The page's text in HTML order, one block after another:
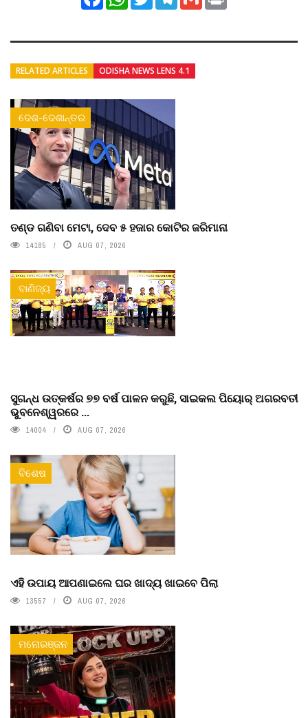
RELATED ARTICLES ODISHA NEWS LENS 4.1
ଦେଶ-ଦେଶାନ୍ତର
ତଣ୍ଡ ଗଣିବା ମେଟା, ଦେବ ୫ ହଜାର କୋଟିର ଜରିମାନା
14185 AUG 07, 2026
ବାଣିଜ୍ୟ
ସୁଗନ୍ଧ ଉତ୍କର୍ଷର ୭୭ ବର୍ଷ ପାଳନ କରୁଛି, ସାଇକଲ ପିୟୋର୍‌ ଅଗରବତୀ
ଭୁବନେଶ୍ୱରରେ ...
14004 AUG 07, 2026
ବିଶେଷ
ଏହି ଉପାୟ ଆପଣାଇଲେ ଘର ଖାଦ୍ୟ ଖାଇବେ ପିଲା
13557 AUG 07, 2026
ମନୋରଞ୍ଜନ